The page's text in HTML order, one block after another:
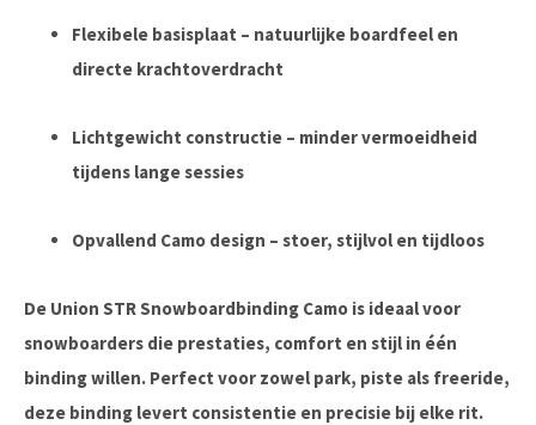
Flexibele basisplaat – natuurlijke boardfeel en
directe krachtoverdracht
Lichtgewicht constructie – minder vermoeidheid
tijdens lange sessies
Opvallend Camo design – stoer, stijlvol en tijdloos
De Union STR Snowboardbinding Camo is ideaal voor
snowboarders die prestaties, comfort en stijl in één
binding willen. Perfect voor zowel park, piste als freeride,
deze binding levert consistentie en precisie bij elke rit.